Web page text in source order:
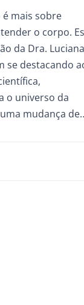
é mais sobre
o corpo.
da Dra. Luciana
se destacando
o universo da
mudança